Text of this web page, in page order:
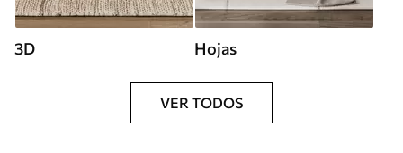
3D Hojas
VER TODOS